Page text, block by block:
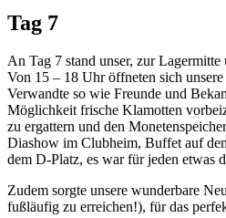
Tag 7
An Tag 7 stand unser, zur Lagermitte
Von 15 – 18 Uhr öffneten sich
Verwandte so wie Freunde und
Möglichkeit frische Klamotten
zu ergattern und den
Diashow im Clubheim, Buffet auf
dem D-Platz, es war für jeden etwas
Zudem sorgte unsere wunderbare
fußläufig zu erreichen!), für das